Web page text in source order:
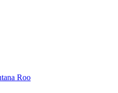
Roo